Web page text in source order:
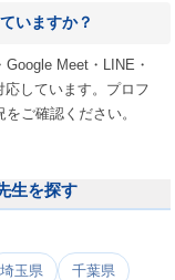
いますか？
Meet・LINE・
しています。プロフ
ご確認ください。
生を探す
埼玉県 千葉県